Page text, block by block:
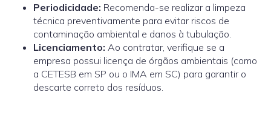
Periodicidade: Recomenda-se realizar a limpeza
técnica preventivamente para evitar riscos de
contaminação ambiental e danos à tubulação.
Licenciamento: Ao contratar, verifique se a
empresa possui licença de órgãos ambientais (como
a CETESB em SP ou o IMA em SC) para garantir o
descarte correto dos resíduos.